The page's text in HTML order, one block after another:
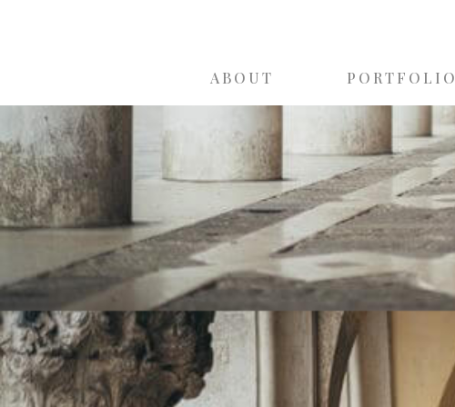
ABOUT PORTFOLIO